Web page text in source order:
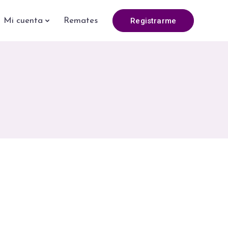
Mi cuenta Remates Registrarme